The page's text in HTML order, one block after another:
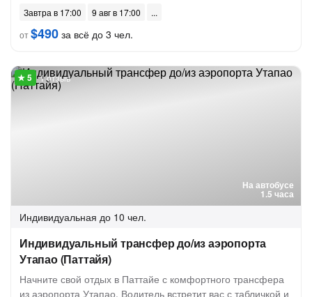
Завтра в 17:00
9 авг в 17:00
от$490 за всё до 3 чел.
На автобусе
1.5 часа
1 отзыв
Индивидуальная до 10 чел.
Индивидуальный трансфер до/из аэропорта
Утапао (Паттайя)
Начните свой отдых в Паттайе с комфортного трансфера
из аэропорта Утапао. Водитель встретит вас с табличкой и